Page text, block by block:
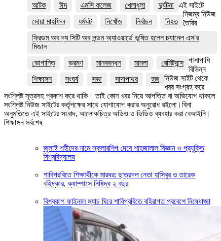
আটক ঈদ এমসি কলেজ খেলাধুলা
দুর্ঘটনা
দোয়া মাহফিল
ধর্মঘট নিখোঁজ নির্বাচন
নিহত
ফ্রিডম অব দ্য সিটি অব লন্ডন অ্যাওয়ার্ডে ভূষিত হলেন চ্যানেল এস'র
মিজান
ভোগান্তি
ভ্রমণ মানববন্ধন মামলা
রেমিট্যান্স
শিক্ষাঙ্গন
সংঘর্ষ সভা সাদাপাথর হজ
এই সাইটে
নিজম্ব নিউজ
তৈরির
পাশাপাশি
বিভিন্ন
নিউজ সাইট থেকে
খবর সংগ্রহ করে
সংশ্লিষ্ট সূত্রসহ প্রকাশ করে থাকি। তাই কোন খবর নিয়ে আপত্তি বা অভিযোগ থাকলে
সংশ্লিষ্ট নিউজ সাইটের কর্তৃপক্ষের সাথে যোগাযোগ করার অনুরোধ রইলো।বিনা
অনুমতিতে এই সাইটের সংবাদ, আলোকচিত্র অডিও ও ভিডিও ব্যবহার করা বেআইনি।
শিক্ষাঙ্গন সর্বশেষ
জুলাই শহীদের নামে স্কলারশিপ দেবে শাহজালাল বিজ্ঞান ও প্রযুক্তি
বিশ্ববিদ্যালয়
শাবিপ্রবিতে শিক্ষার্থীকে মারধর: ছাত্রদল নেতা হাসিবুর ও তারেক
বহিষ্কার, ক্যাম্পাসে নিষিদ্ধ ২ বছর
বিশ্বকাপ ফাইনাল ম্যাচ ঘিরে শাবিপ্রবিতে বহিরাগত প্রবেশে নিষেধাজ্ঞা